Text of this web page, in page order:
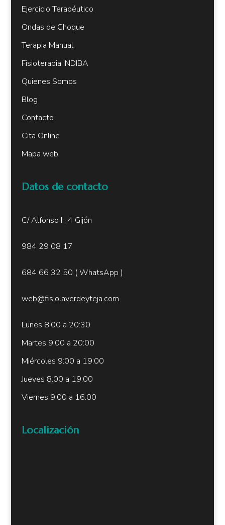
Ejercicio Terapéutico
Ondas de Choque
Terapia Manual
Fisioterapia INDIBA
Quienes Somos
Blog
Contacto
Cita Online
Mapa web
Datos de contacto
C/ Alfonso I , 4 Gijón
984 29 08 17
684 66 32 50 ( WhatsApp )
web@fisiolaverdeyteja.com
Lunes 8:00 a 20:30
Martes 9:00 a 20:00
Miércoles 9:00 a 19:00
Jueves 8:00 a 19:00
Viernes 9:00 a 16:00
Localización